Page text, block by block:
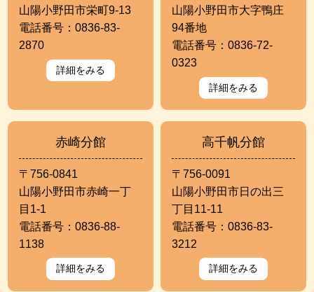
山陽小野田市栄町9-13
電話番号：0836-83-
2870
詳細をみる
山陽小野田市大字鴨庄
94番地
電話番号：0836-72-
0323
詳細をみる
赤崎分館
〒756-0841
山陽小野田市赤崎一丁
目1-1
電話番号：0836-88-
1138
詳細をみる
高千帆分館
〒756-0091
山陽小野田市日の出三
丁目11-11
電話番号：0836-83-
3212
詳細をみる